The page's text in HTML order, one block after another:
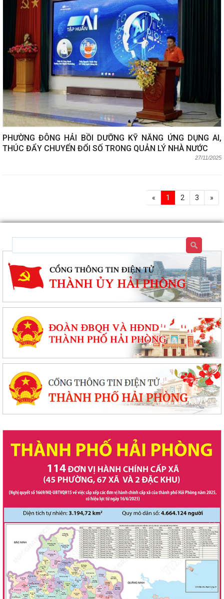
PHƯỜNG ĐÔNG HẢI BỒI DƯỠNG KỸ NĂNG ỨNG DỤNG AI,
THÚC ĐẨY CHUYỂN ĐỔI SỐ TRONG QUẢN LÝ NHÀ NƯỚC
27/11/2025
« 1 2 3 »